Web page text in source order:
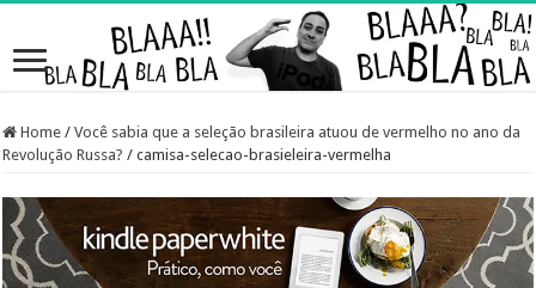
Home / Você sabia que a seleção brasileira atuou de vermelho no ano da
Revolução Russa? / camisa-selecao-brasieleira-vermelha